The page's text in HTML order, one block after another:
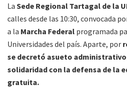
La Sede Regional Tartagal de la
calles desde las 10:30, convocada
a la Marcha Federal programada
Universidades del país. Aparte, por
se decretó asueto administrativo
solidaridad con la defensa de la
gratuita.